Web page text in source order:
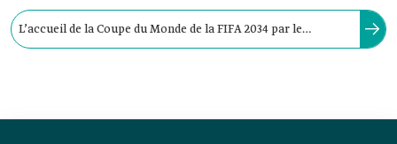
L’accueil de la Coupe du Monde de la FIFA 2034 par le